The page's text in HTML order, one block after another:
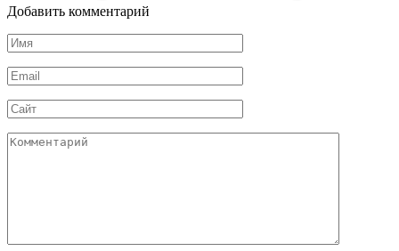
Добавить комментарий
Имя
*
Email
*
Сайт
Комментарий